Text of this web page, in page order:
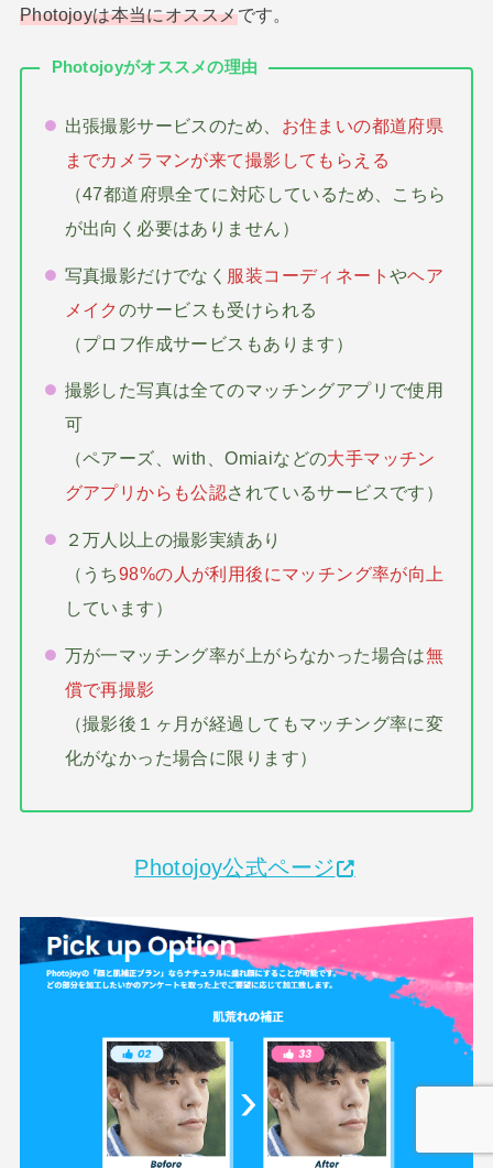
Photojoyは本当にオススメです。
Photojoyがオススメの理由
出張撮影サービスのため、 お住まいの都道府県
までカメラマンが来て撮影してもらえる
（47都道府県全てに対応しているため、こちら
が出向く必要はありません）
写真撮影だけでなく 服装コーディネートやヘア
メイク のサービスも受けられる
（プロフ作成サービスもあります）
撮影した写真は全てのマッチングアプリで使用
可
（ペアーズ、with、Omiaiなどの大手マッチン
グアプリからも公認されているサービスです）
２万人以上の撮影実績あり
（うち98%の人が利用後にマッチング率が向上
しています）
万が一マッチング率が上がらなかった場合は無
償で再撮影
（撮影後１ヶ月が経過してもマッチング率に変
化がなかった場合に限ります）
Photojoy公式ページ